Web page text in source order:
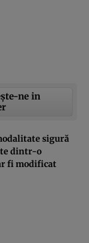
ne in
sigură
dintr-o
fi modificat